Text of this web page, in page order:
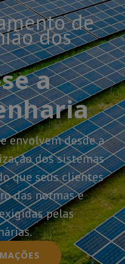
de
dos
a
envolvem desde a
dos sistemas
que seus clientes
das normas e
pelas